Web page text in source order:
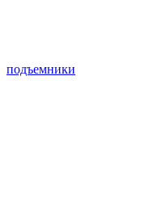
подъемники